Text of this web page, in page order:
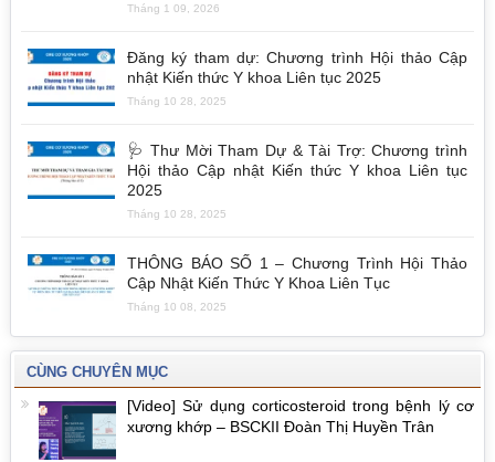
Tháng 1 09, 2026
Đăng ký tham dự: Chương trình Hội thảo Cập
nhật Kiến thức Y khoa Liên tục 2025
Tháng 10 28, 2025
🩺 Thư Mời Tham Dự & Tài Trợ: Chương trình
Hội thảo Cập nhật Kiến thức Y khoa Liên tục
2025
Tháng 10 28, 2025
THÔNG BÁO SỐ 1 – Chương Trình Hội Thảo
Cập Nhật Kiến Thức Y Khoa Liên Tục
Tháng 10 08, 2025
CÙNG CHUYÊN MỤC
[Video] Sử dụng corticosteroid trong bệnh lý cơ
xương khớp – BSCKII Đoàn Thị Huyền Trân